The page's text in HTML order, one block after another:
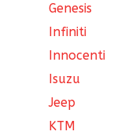
Genesis
Infiniti
Innocenti
Isuzu
Jeep
KTM